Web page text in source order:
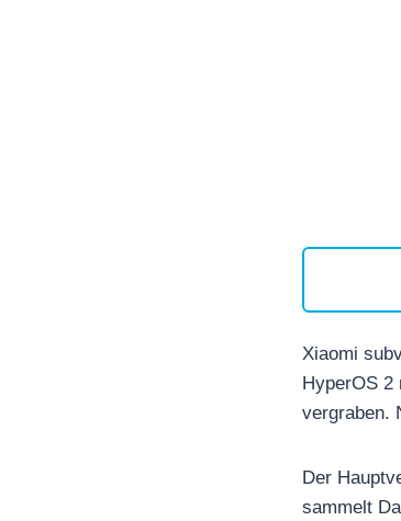
Xiaomi
HyperOS 2
vergraben.
Der
sammelt